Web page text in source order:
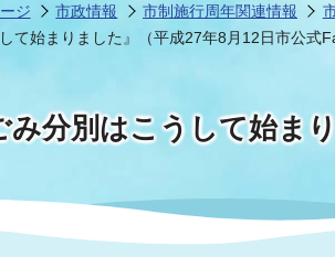
ド いざという時に
子育て
健康
の情報
年間イベントの案内
産業振興
市長室
ジ 市政情報 市制施行周年関連情報
始まりました』（平成27年8月12日市公式
分別はこうして始まり